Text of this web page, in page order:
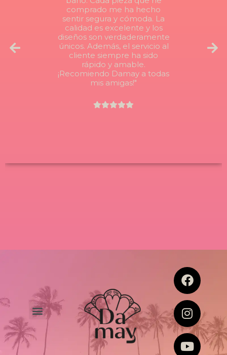
comprado me ha hecho
sentir segura y cómoda. La
calidad es excelente y los
diseños son verdaderamente
únicos. Además, el servicio al
cliente siempre ha sido
rápido y amable.
¡Recomiendo Damay a todas
mis amigas!"